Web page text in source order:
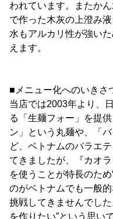
われています。またか
で作った木灰の上澄み
水もアルカリ性が強い
えます。
■メニュー化へのいきさ
当店では2003年より、
る「生麺フォー」を提
ン」という丸麺や、「
ど、ベトナムのバラエ
てきましたが、『カオ
を使うことが特長のた
のがベトナムでも一般
挑戦してきませんでし
を作りたい”という思い